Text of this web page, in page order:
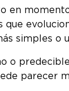
en
simples o
o
parecer